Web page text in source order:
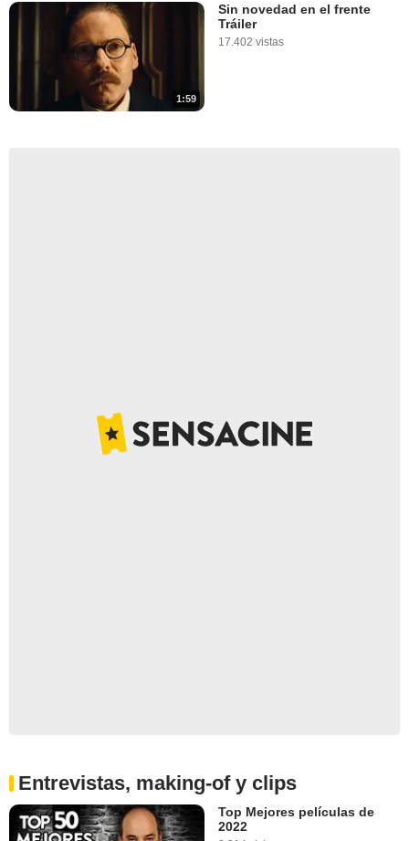
1:59
Sin novedad en el frente
Tráiler
17.402 vistas
Entrevistas, making-of y clips
Top Mejores películas de
2022